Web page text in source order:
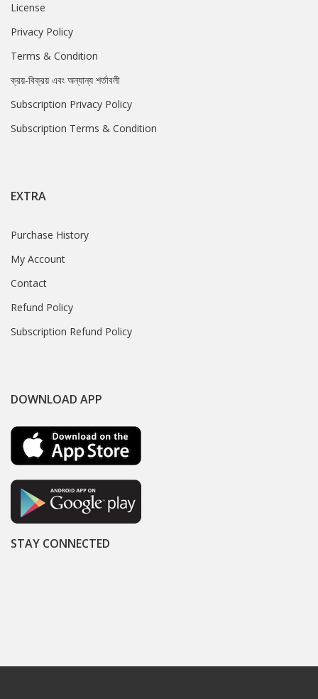
License
Privacy Policy
Terms & Condition
ক্রয়-বিক্রয় এবং অন্যান্য শর্তাবলী
Subscription Privacy Policy
Subscription Terms & Condition
EXTRA
Purchase History
My Account
Contact
Refund Policy
Subscription Refund Policy
DOWNLOAD APP
STAY CONNECTED